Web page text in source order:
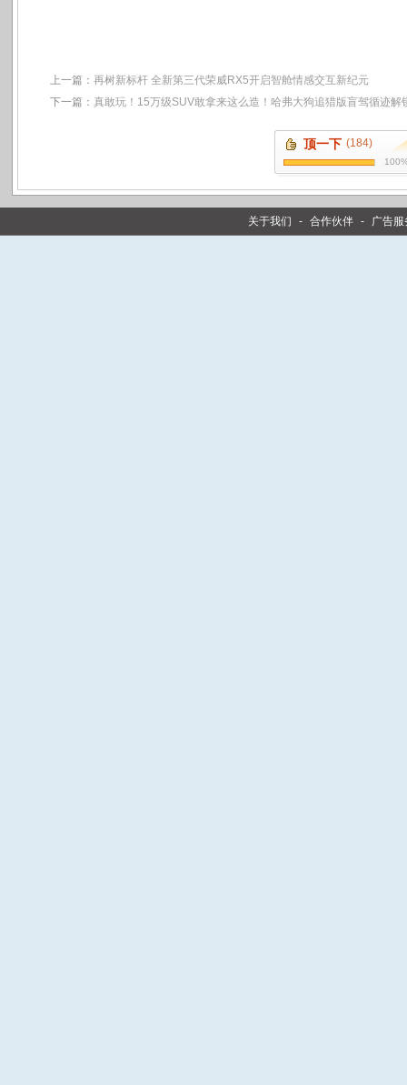
上一篇： 再树新标杆 全新第三代荣威RX5开启智舱情感交互新纪元
下一篇： 真敢玩！15万级SUV敢拿来这么造！哈弗大狗追猎版盲驾循迹解
顶一下 (184)
关于我们 - 合作伙伴 - 广告服